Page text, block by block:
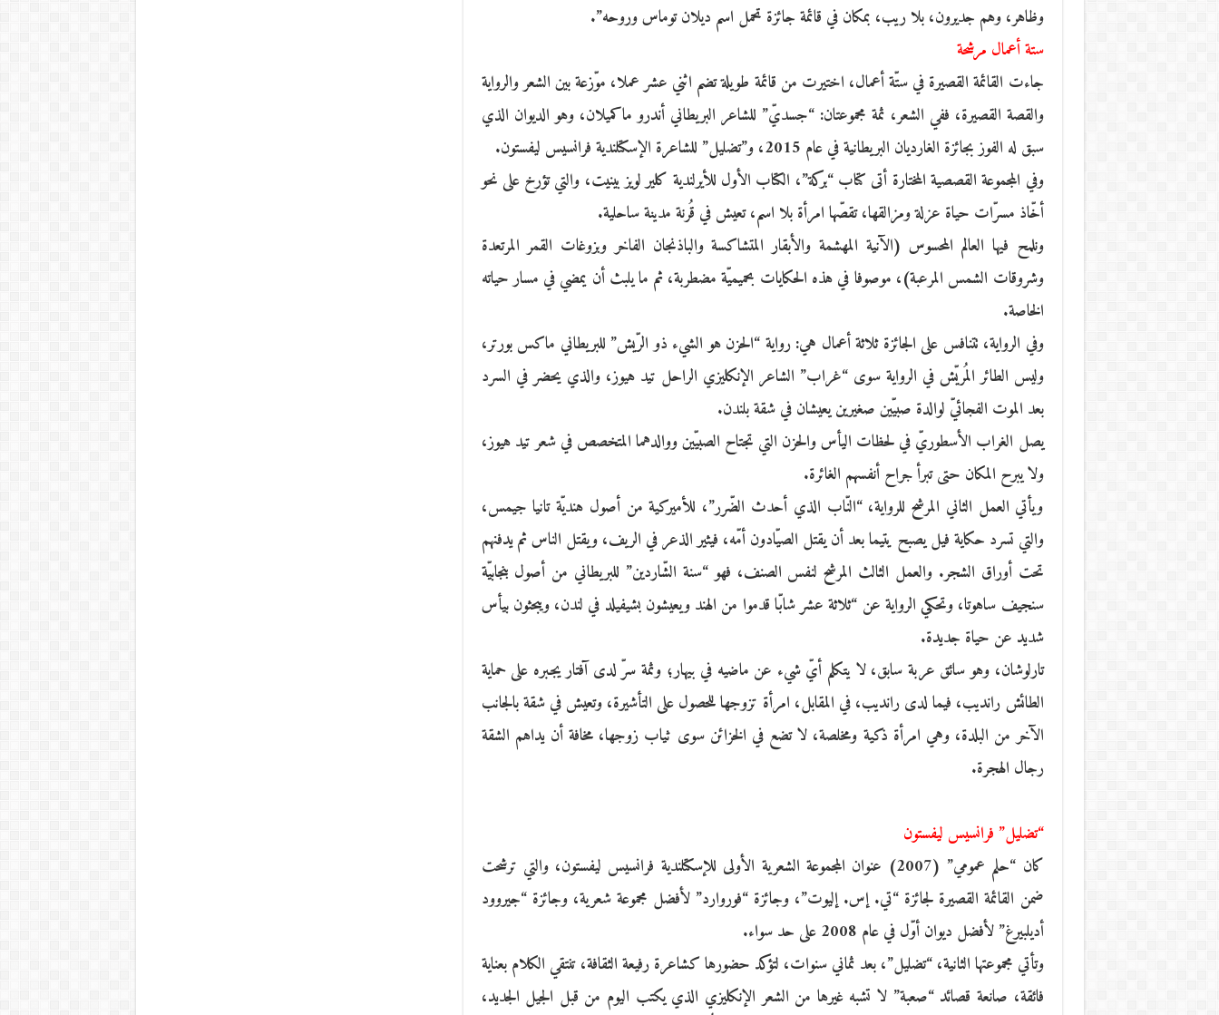
وظاهر، وهم جديرون، بلا ريب، بمكان في قائمة جائزة تحمل اسم ديلان توماس وروحه”.
ستة أعمال مرشحة
جاءت القائمة القصيرة في ستّة أعمال، اختيرت من قائمة طويلة تضم اثني عشر عملا، موّزعة بين الشعر والرواية
والقصة القصيرة، ففي الشعر، ثمة مجموعتان: “جسديّ” للشاعر البريطاني أندرو ماكميلان، وهو الديوان الذي
سبق له الفوز بجائزة الغارديان البريطانية في عام 2015، و”تضليل” للشاعرة الإسكتلندية فرانسيس ليفستون.
وفي المجموعة القصصية المختارة أتى كتاب “بركة”، الكتاب الأول للأيرلندية كلير لويز بينيت، والتي تؤرخ على نحو
أخّاذ مسرّات حياة عزلة ومزالقها، تقصّها امرأة بلا اسم، تعيش في قُرنة مدينة ساحلية.
ونلمح فيها العالم المحسوس (الآنية المهشمة والأبقار المتشاكسة والباذنجان الفاخر وبزوغات القمر المرتعدة
وشروقات الشمس المرعبة)، موصوفا في هذه الحكايات بحميميّة مضطربة، ثم ما يلبث أن يمضي في مسار حياته
الخاصة.
وفي الرواية، تتنافس على الجائزة ثلاثة أعمال هي: رواية “الحزن هو الشيء ذو الرّيش” للبريطاني ماكس بورتر،
وليس الطائر المُريّش في الرواية سوى “غراب” الشاعر الإنكليزي الراحل تيد هيوز، والذي يحضر في السرد
بعد الموت الفجائيّ لوالدة صبيّين صغيرين يعيشان في شقة بلندن.
يصل الغراب الأسطوريّ في لحظات اليأس والحزن التي تجتاح الصبيّين ووالدهما المتخصص في شعر تيد هيوز،
ولا يبرح المكان حتى تبرأ جراح أنفسهم الغائرة.
ويأتي العمل الثاني المرشح للرواية، “النّاب الذي أحدث الضّرر”، للأميركية من أصول هنديّة تانيا جيمس،
والتي تسرد حكاية فيل يصبح يتيما بعد أن يقتل الصيّادون أمّه، فيثير الذعر في الريف، ويقتل الناس ثم يدفنهم
تحت أوراق الشجر. والعمل الثالث المرشح لنفس الصنف، فهو “سنة الشّاردين” للبريطاني من أصول بنجابيّة
سنجيف ساهوتا، وتحكي الرواية عن “ثلاثة عشر شابّا قدموا من الهند ويعيشون بشيفيلد في لندن، ويبحثون بيأس
شديد عن حياة جديدة.
تارلوشان، وهو سائق عربة سابق، لا يتكلم أيّ شيء عن ماضيه في بيهار؛ وثمة سرّ لدى آفتار يجبره على حماية
الطائش رانديب، فيما لدى رانديب، في المقابل، امرأة تزوجها للحصول على التأشيرة، وتعيش في شقة بالجانب
الآخر من البلدة، وهي امرأة ذكية ومخلصة، لا تضع في الخزائن سوى ثياب زوجها، مخافة أن يداهم الشقة
رجال الهجرة.
“تضليل” فرانسيس ليفستون
كان “حلم عمومي” (2007) عنوان المجموعة الشعرية الأولى للإسكتلندية فرانسيس ليفستون، والتي ترشحت
ضمن القائمة القصيرة لجائزة “تي. إس. إليوت”، وجائزة “فوروارد” لأفضل مجموعة شعرية، وجائزة “جيروود
أديلبيرغ” لأفضل ديوان أوّل في عام 2008 على حد سواء.
وتأتي مجموعتها الثانية، “تضليل”، بعد ثماني سنوات، لتؤكد حضورها كشاعرة رفيعة الثقافة، تنتقي الكلام بعناية
فائقة، صانعة قصائد “صعبة” لا تشبه غيرها من الشعر الإنكليزي الذي يكتب اليوم من قبل الجيل الجديد،